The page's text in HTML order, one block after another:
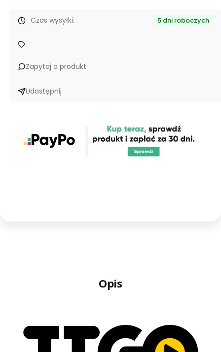
Czas wysyłki: 5 dni roboczych
Zapytaj o produkt
Udostępnij
Opis